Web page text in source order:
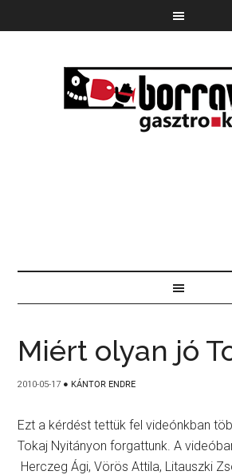
Miért olyan jó
2010-05-17 ● KÁNTOR ENDRE
Ezt a kérdést tettük fel videónkban
Tokaj Nyitányon forgattunk. A
Herczeg Ági, Vörös Attila, Litauszki